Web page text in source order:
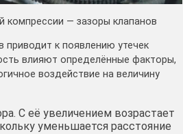
компрессии — зазоры клапанов
приводит к появлению утечек
влияют определённые факторы,
воздействие на величину
С её увеличением возрастает
уменьшается расстояние